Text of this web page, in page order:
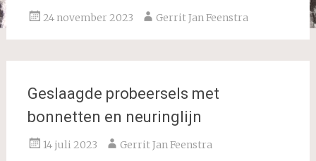
24 november 2023 Gerrit Jan Feenstra
Geslaagde probeersels met
bonnetten en neuringlijn
14 juli 2023 Gerrit Jan Feenstra